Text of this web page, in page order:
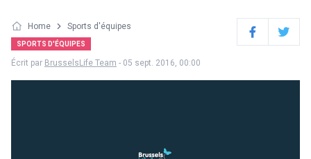
Home Sports d'équipes
SPORTS D'ÉQUIPES FacebookTwitter
Écrit par BrusselsLife Team - 05 sept. 2016, 00:00